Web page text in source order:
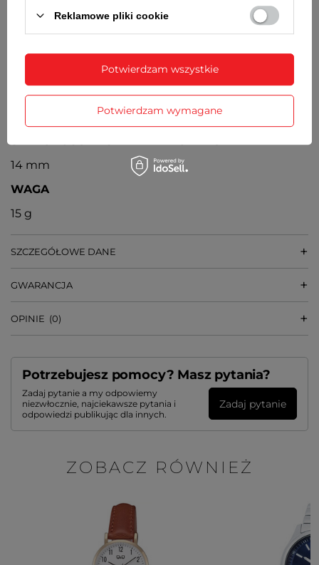
Miyota
GRUBOŚĆ KOPERTY
14 mm
WAGA
15 g
SZCZEGÓŁOWE DANE
GWARANCJA
OPINIE (0)
Potrzebujesz pomocy? Masz pytania?
Zadaj pytanie a my odpowiemy
niezwłocznie, najciekawsze pytania i
odpowiedzi publikując dla innych.
Zadaj pytanie
ZOBACZ RÓWNIEŻ
Reklamowe pliki cookie
Potwierdzam wymagane
Potwierdzam wszystkie